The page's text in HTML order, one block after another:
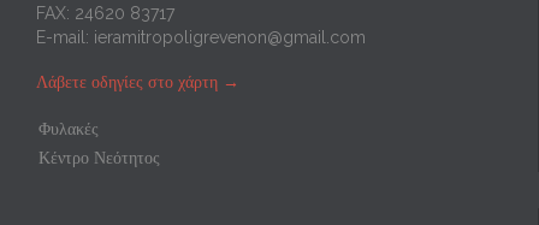
FAX: 24620 83717
E-mail: ieramitropoligrevenon@gmail.com
Λάβετε οδηγίες στο χάρτη →
Φυλακές
Κέντρο Νεότητος